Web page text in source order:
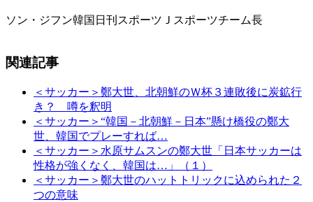
ソン・ジフン韓国日刊スポーツＪスポーツチーム長
関連記事
＜サッカー＞鄭大世、北朝鮮のＷ杯３連敗後に炭鉱行
き？ 噂を釈明
＜サッカー＞“韓国－北朝鮮－日本”懸け橋役の鄭大
世、韓国でプレーすれば…
＜サッカー＞水原サムスンの鄭大世「日本サッカーは
性格が強くなく、韓国は…」（１）
＜サッカー＞鄭大世のハットトリックに込められた２
つの意味